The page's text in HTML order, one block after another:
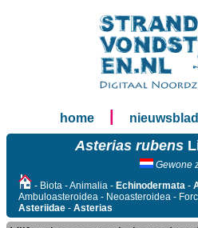
home nieuwsblad
Asterias rubens
Gewone
- Biota - Animalia - Echinodermata -
Ambuloasteroidea - Neoasteroidea -
Asteriidae - Asterias